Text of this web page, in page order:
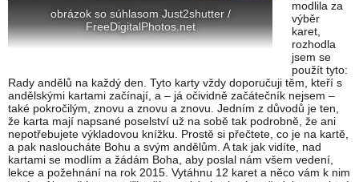
obrázok so súhlasom Just2shutter /
FreeDigitalPhotos.net
modlila za
výběr
karet,
rozhodla
jsem se
použít tyto:
Rady andělů na každý den. Tyto karty vždy doporučuji těm, kteří s
andělskými kartami začínají, a – já očividně začátečník nejsem –
také pokročilým, znovu a znovu a znovu. Jedním z důvodů je ten,
že karta mají napsané poselství už na sobě tak podrobně, že ani
nepotřebujete výkladovou knížku. Prostě si přečtete, co je na kartě,
a pak nasloucháte Bohu a svým andělům. A tak jak vidíte, nad
kartami se modlím a žádám Boha, aby poslal nám všem vedení,
lekce a požehnání na rok 2015. Vytáhnu 12 karet a něco vám k nim